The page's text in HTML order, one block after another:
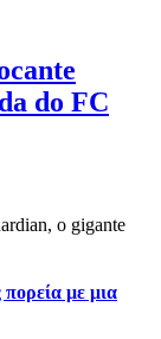
do FC
o gigante
με μια